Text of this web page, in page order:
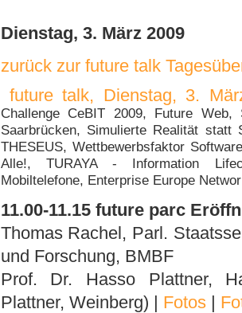
Dienstag, 3. März 2009
zurück zur future talk
future talk, Dienstag, 3.
Challenge CeBIT 2009, Future Web,
Saarbrücken, Simulierte Realität
THESEUS, Wettbewerbsfaktor
Alle!, TURAYA - Information
Mobiltelefone, Enterprise Europe
11.00-11.15 future parc
Thomas Rachel, Parl.
und Forschung, BMBF
Prof. Dr. Hasso Plattner,
Plattner, Weinberg) | Fotos|